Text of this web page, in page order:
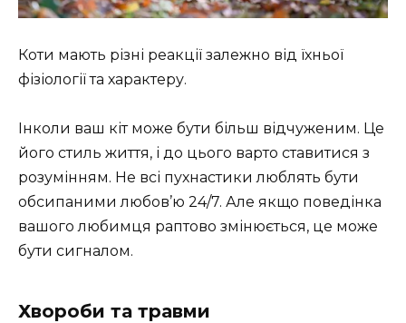
Коти мають різні реакції залежно від їхньої
фізіології та характеру.
Інколи ваш кіт може бути більш відчуженим. Це
його стиль життя, і до цього варто ставитися з
розумінням. Не всі пухнастики люблять бути
обсипаними любов’ю 24/7. Але якщо поведінка
вашого любимця раптово змінюється, це може
бути сигналом.
Хвороби та травми